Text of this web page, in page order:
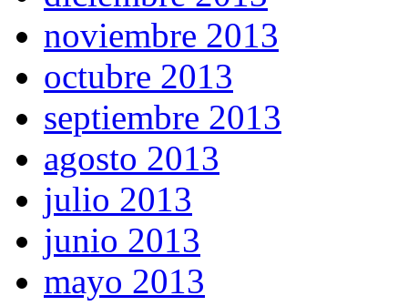
noviembre 2013
octubre 2013
septiembre 2013
agosto 2013
julio 2013
junio 2013
mayo 2013